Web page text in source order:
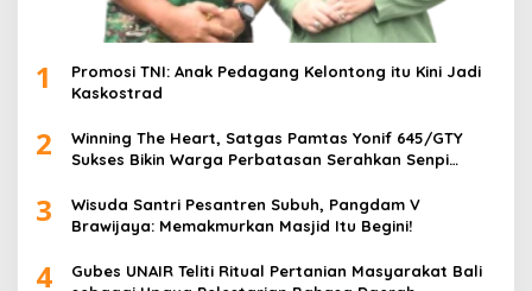
1
Promosi TNI: Anak Pedagang Kelontong itu Kini Jadi
Kaskostrad
2
Winning The Heart, Satgas Pamtas Yonif 645/GTY
Sukses Bikin Warga Perbatasan Serahkan Senpi
3
Wisuda Santri Pesantren Subuh, Pangdam V
Brawijaya: Memakmurkan Masjid Itu Begini!
4
Gubes UNAIR Teliti Ritual Pertanian Masyarakat Bali